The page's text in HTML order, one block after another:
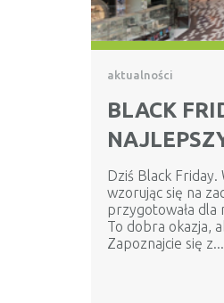
aktualności
BLACK
Dziś Black Friday.
wzorując się na
przygotowała dla
To dobra okazja,
Zapoznajcie się z...